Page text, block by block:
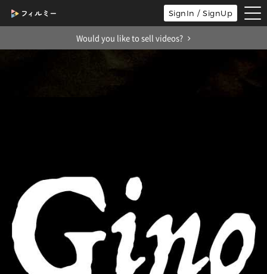
SignIn / SignUp
Would you like to sell videos?